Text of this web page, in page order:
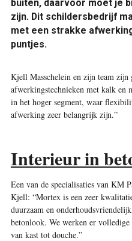
buiten, daarvoor moet je
zijn. Dit schildersbedrijf
met een strakke
puntjes.
Kjell Masschelein en zijn team zijn
afwerkingstechnieken met kalk
in het hoger segment, waar
afwerking zeer belangrijk zijn.”
Interieur in
Een van de specialisaties van KM
Kjell: “Mortex is een zeer
duurzaam en
betonlook. We werken er
van kast tot douche.”